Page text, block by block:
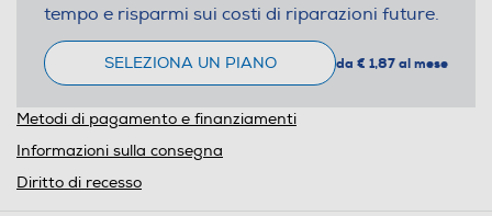
tempo e risparmi sui costi di riparazioni future.
SELEZIONA UN PIANO da € 1,87 al mese
Metodi di pagamento e finanziamenti
Informazioni sulla consegna
Diritto di recesso